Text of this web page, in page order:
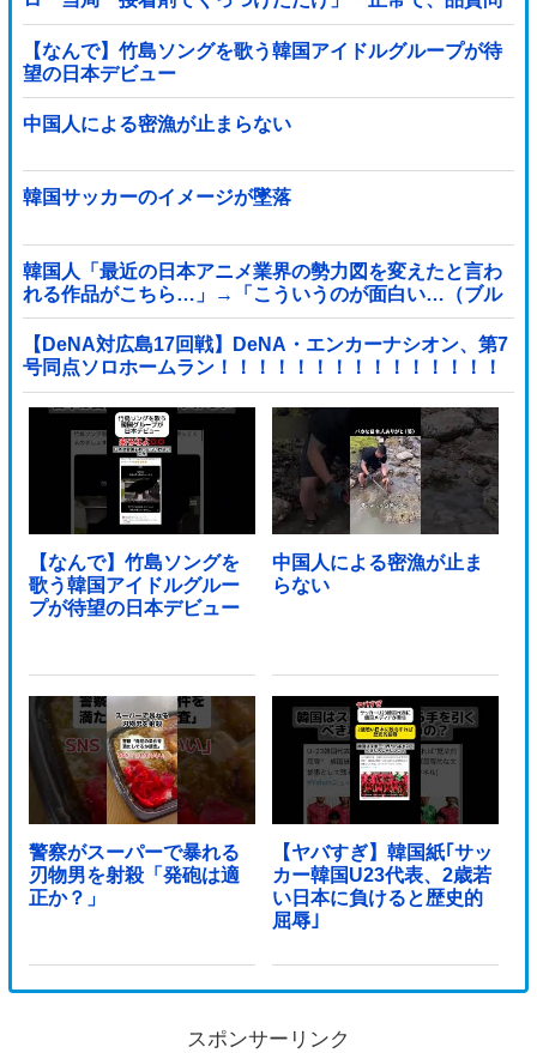
題はない」
【なんで】竹島ソングを歌う韓国アイドルグループが待
望の日本デビュー
中国人による密漁が止まらない
韓国サッカーのイメージが墜落
韓国人「最近の日本アニメ業界の勢力図を変えたと言わ
れる作品がこちら…」→「こういうのが面白い…（ブル
ブル」＝韓国の反応
【DeNA対広島17回戦】DeNA・エンカーナシオン、第7
号同点ソロホームラン！！！！！！！！！！！！！！！
他
【なんで】竹島ソングを
歌う韓国アイドルグルー
プが待望の日本デビュー
中国人による密漁が止ま
らない
警察がスーパーで暴れる
刃物男を射殺「発砲は適
正か？」
【ヤバすぎ】韓国紙｢サッ
カー韓国U23代表、2歳若
い日本に負けると歴史的
屈辱｣
スポンサーリンク